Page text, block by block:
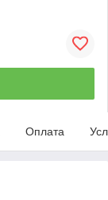
Оплата